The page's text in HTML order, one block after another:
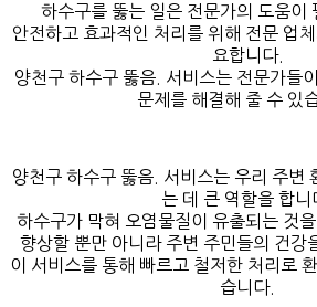
하수구를 뚫는 일은 전문가의 도움이
안전하고 효과적인 처리를 위해 전문 업
요합니다.
양천구 하수구 뚫음. 서비스는 전문가들
문제를 해결해 줄 수 있
양천구 하수구 뚫음. 서비스는 우리 주변
는 데 큰 역할을 합니
하수구가 막혀 오염물질이 유출되는 것
향상할 뿐만 아니라 주변 주민들의 건강
이 서비스를 통해 빠르고 철저한 처리로
습니다.